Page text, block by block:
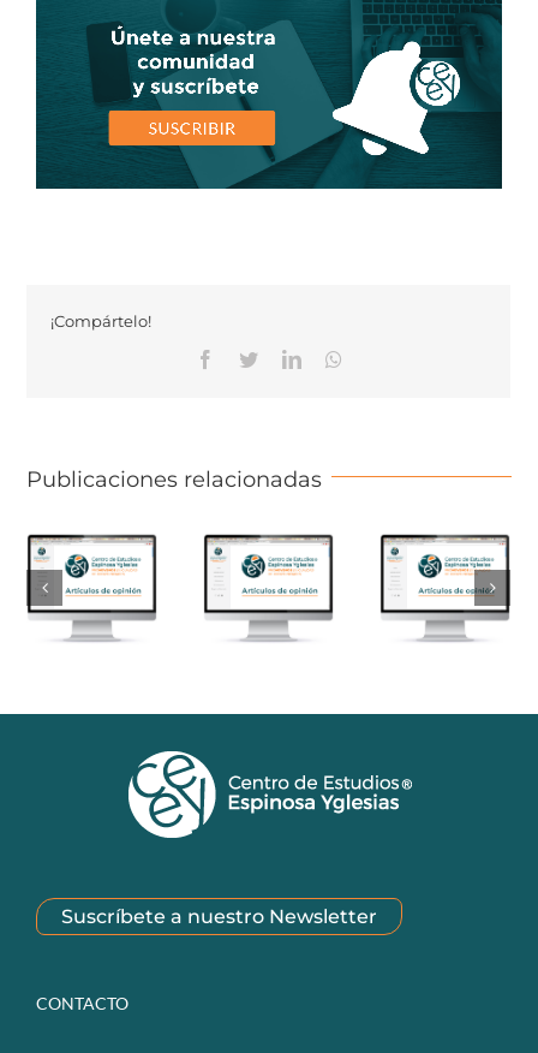
¡Compártelo!
Facebook
TwitterLinkedinWhatsapp
Publicaciones relacionadas
Suscríbete a nuestro Newsletter
CONTACTO